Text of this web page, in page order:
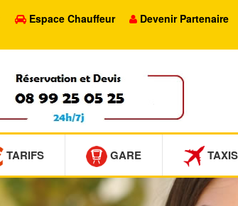
Espace Chauffeur Devenir Partenaire
TARIFS GARE